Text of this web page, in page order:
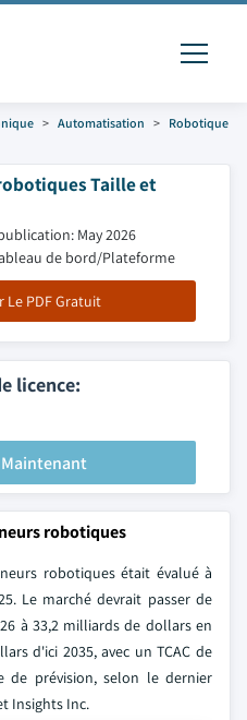
Automatisation
Robotique
Taille et
May 2026
de bord/Plateforme
Le PDF Gratuit
licence:
robotiques
robotiques était évalué à
Le marché devrait passer de
à 33,2 milliards de dollars en
d'ici 2035, avec un TCAC de
de prévision, selon le dernier
Insights Inc.